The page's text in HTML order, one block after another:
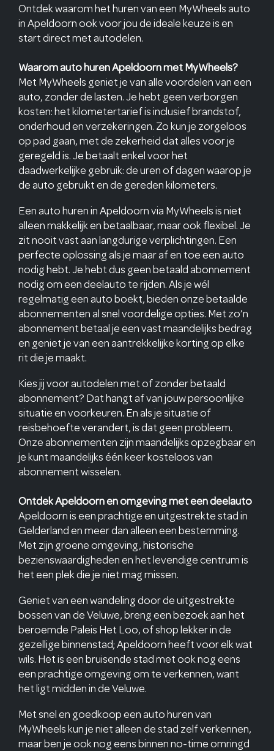
Ontdek waarom het huren van een MyWheels auto
in Apeldoorn ook voor jou de ideale keuze is en
start direct met autodelen.
Waarom auto huren Apeldoorn met MyWheels?
Met MyWheels geniet je van alle voordelen van een
auto, zonder de lasten. Je hebt geen verborgen
kosten: het kilometertarief is inclusief brandstof,
onderhoud en verzekeringen. Zo kun je zorgeloos
op pad gaan, met de zekerheid dat alles voor je
geregeld is. Je betaalt enkel voor het
daadwerkelijke gebruik: de uren of dagen waarop je
de auto gebruikt en de gereden kilometers.
Een auto huren in Apeldoorn via MyWheels is niet
alleen makkelijk en betaalbaar, maar ook flexibel. Je
zit nooit vast aan langdurige verplichtingen. Een
perfecte oplossing als je maar af en toe een auto
nodig hebt. Je hebt dus geen betaald abonnement
nodig om een deelauto te rijden. Als je wél
regelmatig een auto boekt, bieden onze betaalde
abonnementen al snel voordelige opties. Met zo’n
abonnement betaal je een vast maandelijks bedrag
en geniet je van een aantrekkelijke korting op elke
rit die je maakt.
Kies jij voor autodelen met of zonder betaald
abonnement? Dat hangt af van jouw persoonlijke
situatie en voorkeuren. En als je situatie of
reisbehoefte verandert, is dat geen probleem.
Onze abonnementen zijn maandelijks opzegbaar en
je kunt maandelijks één keer kosteloos van
abonnement wisselen.
Ontdek Apeldoorn en omgeving met een deelauto
Apeldoorn is een prachtige en uitgestrekte stad in
Gelderland en meer dan alleen een bestemming.
Met zijn groene omgeving, historische
bezienswaardigheden en het levendige centrum is
het een plek die je niet mag missen.
Geniet van een wandeling door de uitgestrekte
bossen van de Veluwe, breng een bezoek aan het
beroemde Paleis Het Loo, of shop lekker in de
gezellige binnenstad; Apeldoorn heeft voor elk wat
wils. Het is een bruisende stad met ook nog eens
een prachtige omgeving om te verkennen, want
het ligt midden in de Veluwe.
Met snel en goedkoop een auto huren van
MyWheels kun je niet alleen de stad zelf verkennen,
maar ben je ook nog eens binnen no-time omringd